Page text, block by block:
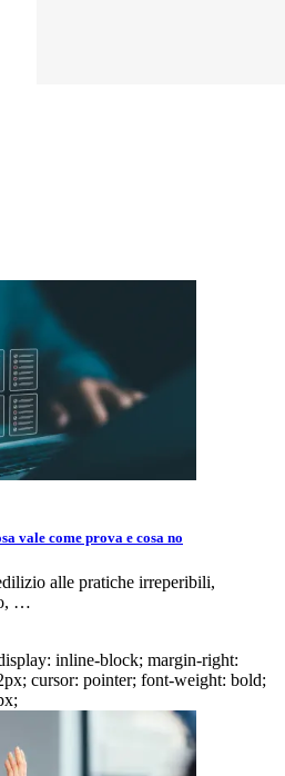
vale come prova e cosa no
alle pratiche irreperibili,
…
inline-block; margin-right:
cursor: pointer; font-weight: bold;